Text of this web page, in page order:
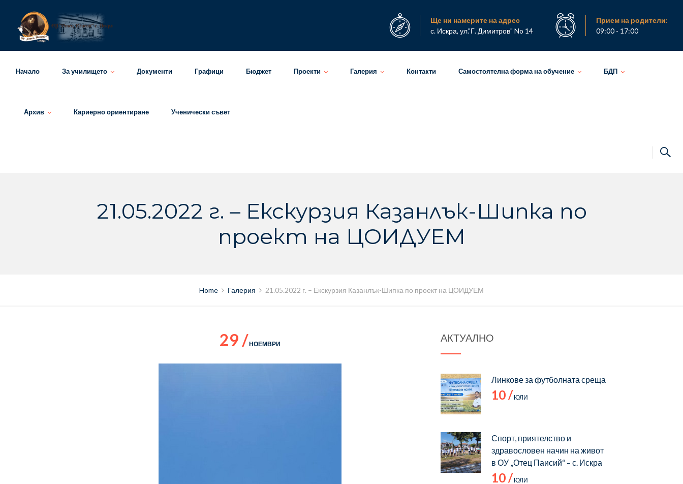
content
Ще ни намерите на адрес
с. Искра, ул."Г. Димитров" No 14
Прием на родители:
09:00 - 17:00
Начало За училището Документи Графици Бюджет Проекти Галерия Контакти Самостоятелна форма на обучение БДП
Архив Кариерно ориентиране Ученически съвет
21.05.2022 г. – Екскурзия Казанлък-Шипка по
проект на ЦОИДУЕМ
Home Галерия 21.05.2022 г. – Екскурзия Казанлък-Шипка по проект на ЦОИДУЕМ
29 /НОЕМВРИ
АКТУАЛНО
Линкове за футболната среща
10 / ЮЛИ
Спорт, приятелство и
здравословен начин на живот
в ОУ „Отец Паисий“ – с. Искра
10 / ЮЛИ